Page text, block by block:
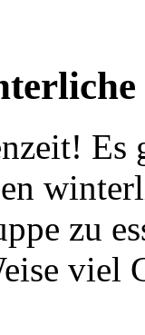
Es
zu
viel